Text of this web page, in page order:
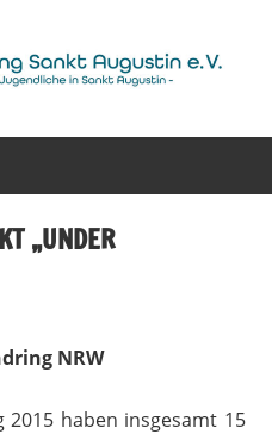
Sankt
Augustin
„UNDER
NRW
2015 haben insgesamt 15